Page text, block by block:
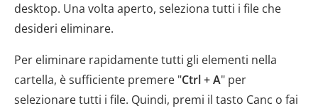
desktop. Una volta aperto, seleziona tutti i file che
desideri eliminare.
Per eliminare rapidamente tutti gli elementi nella
cartella, è sufficiente premere "Ctrl + A" per
selezionare tutti i file. Quindi, premi il tasto Canc o fai